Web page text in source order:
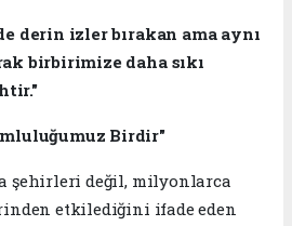
derin izler bırakan ama aynı
birbirimize daha sıkı
Birdir"
şehirleri değil, milyonlarca
etkilediğini ifade eden